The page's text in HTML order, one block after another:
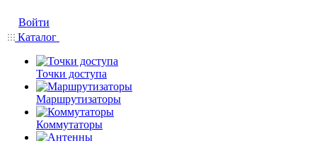
Войти
Каталог
Точки доступа
Маршрутизаторы
Коммутаторы